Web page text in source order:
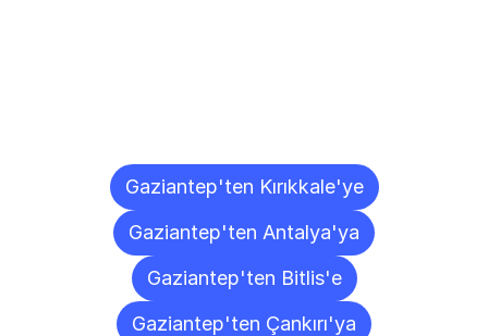
Gaziantep'ten Kırıkkale'ye
Gaziantep'ten Antalya'ya
Gaziantep'ten Bitlis'e
Gaziantep'ten Çankırı'ya